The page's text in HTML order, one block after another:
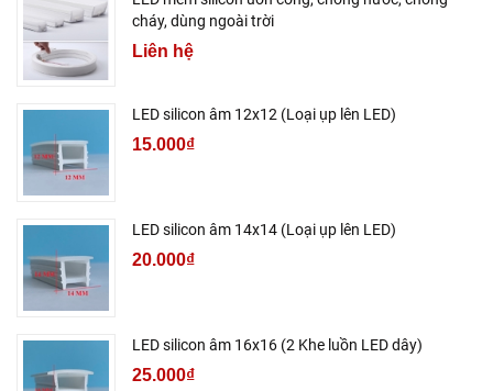
cháy, dùng ngoài trời
Liên hệ
LED silicon âm 12x12 (Loại ụp lên LED)
15.000₫
LED silicon âm 14x14 (Loại ụp lên LED)
20.000₫
LED silicon âm 16x16 (2 Khe luồn LED dây)
25.000₫